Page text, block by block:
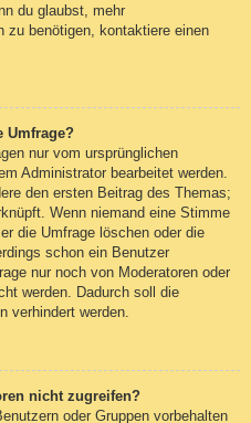
du glaubst, mehr
zu benötigen, kontaktiere einen
Umfrage?
nur vom ursprünglichen
Administrator bearbeitet werden.
den ersten Beitrag des Themas;
Wenn niemand eine Stimme
die Umfrage löschen oder die
schon ein Benutzer
nur noch von Moderatoren oder
werden. Dadurch soll die
verhindert werden.
nicht zugreifen?
oder Gruppen vorbehalten